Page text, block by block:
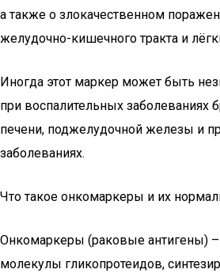
а также о злокачественном
желудочно-кишечного тракта и
Иногда этот маркер может быть
при воспалительных заболеваниях
печени, поджелудочной железы и
заболеваниях.
Что такое онкомаркеры и их
Онкомаркеры (раковые антигены)
молекулы гликопротеидов,